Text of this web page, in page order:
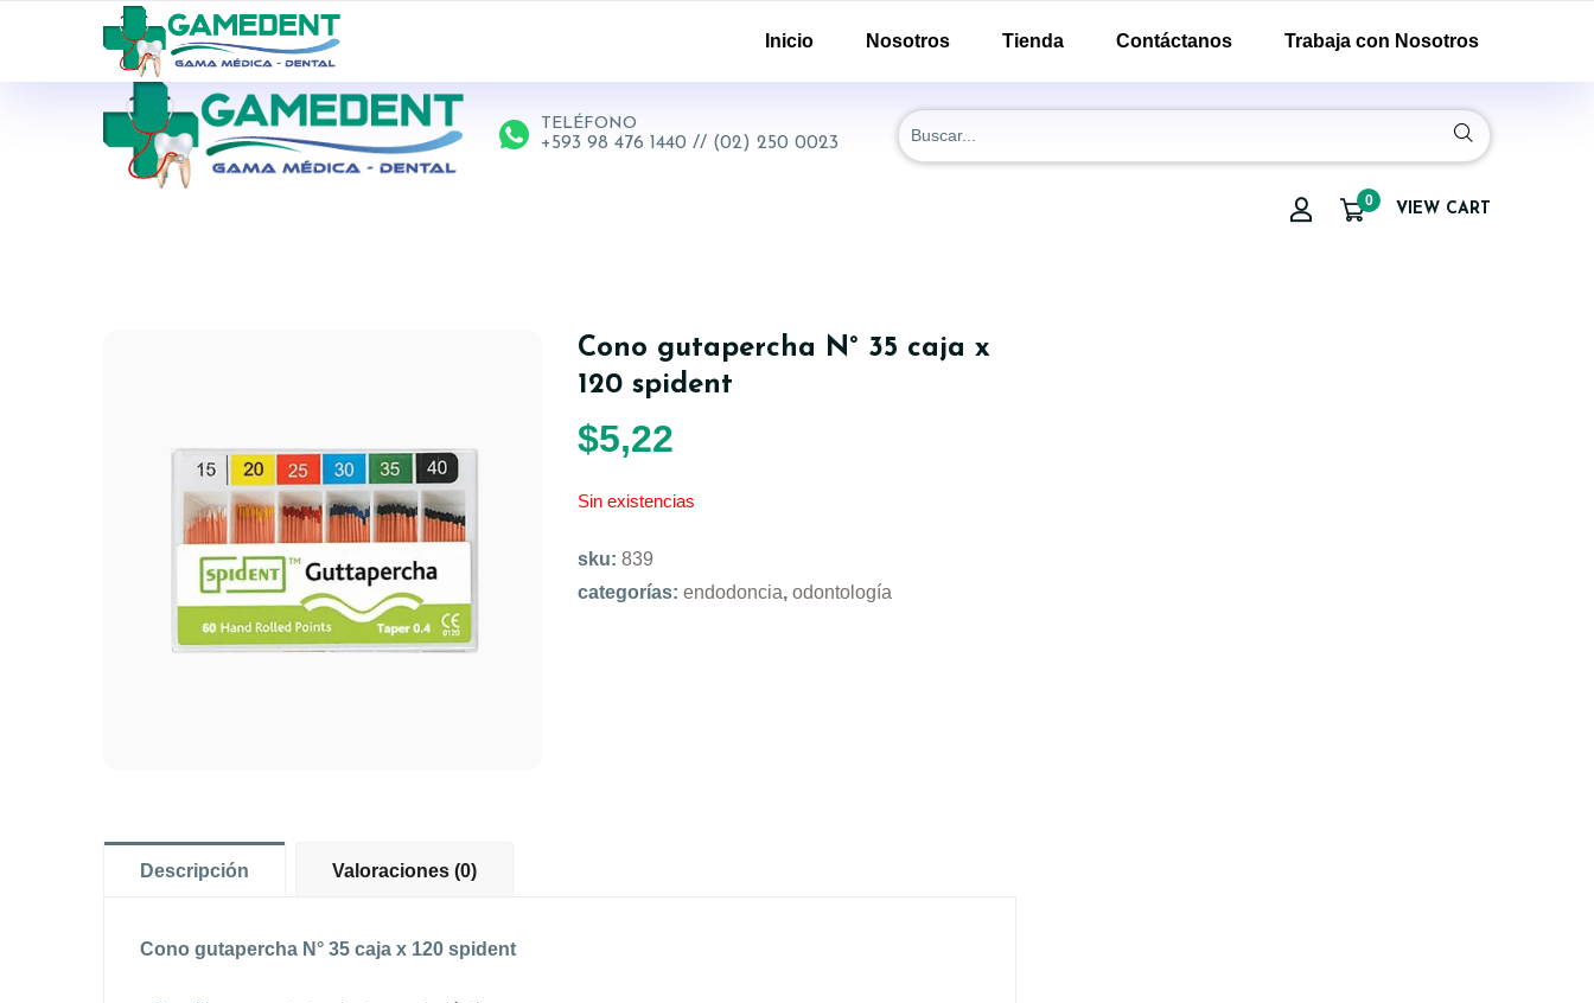
ventas@todolomedico.com
TELÉFONO
+593 98 476 1440 // (02) 250 0023
0 VIEW CART
Inicio Nosotros Tienda Contáctanos Trabaja con Nosotros
Cono gutapercha N° 35 caja x
120 spident
$5,22
Sin existencias
sku: 839
categorías: endodoncia, odontología
Descripción Valoraciones (0)
Cono gutapercha N° 35 caja x 120 spident